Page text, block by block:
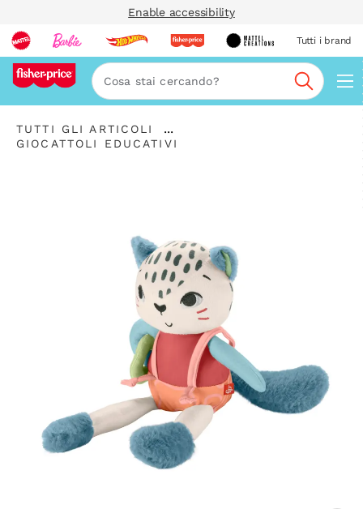
Enable accessibility
Tutti i brand
Cerca
"Tutti
gli
TUTTI GLI ARTICOLI
...
Espandere
"GIOCATTOLI EDUCATIVI